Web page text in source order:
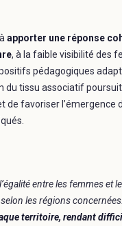
apporter une réponse
, à la faible visibilité des
pédagogiques
tissu associatif poursuit
favoriser l’émergence
entre les femmes et
les régions concernées.
territoire, rendant